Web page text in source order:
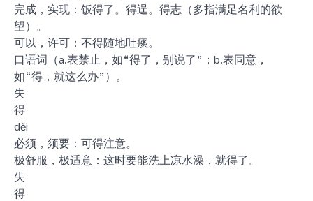
完成，实现：饭得了。得逞。得志（多指满足名利的欲
望）。
可以，许可：不得随地吐痰。
口语词（a.表禁止，如“得了，别说了”；b.表同意，
如“得，就这么办”）。
失
得
děi
必须，须要：可得注意。
极舒服，极适意：这时要能洗上凉水澡，就得了。
失
得